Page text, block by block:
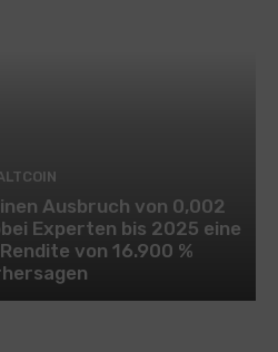
Ausbruch von 0,002
Experten bis 2025 eine
von 16.900 %